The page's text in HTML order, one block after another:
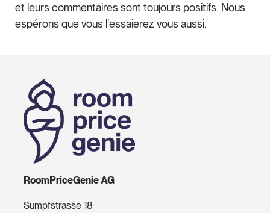
et leurs commentaires sont toujours positifs. Nous
espérons que vous l'essaierez vous aussi.
RoomPriceGenie AG
Sumpfstrasse 18